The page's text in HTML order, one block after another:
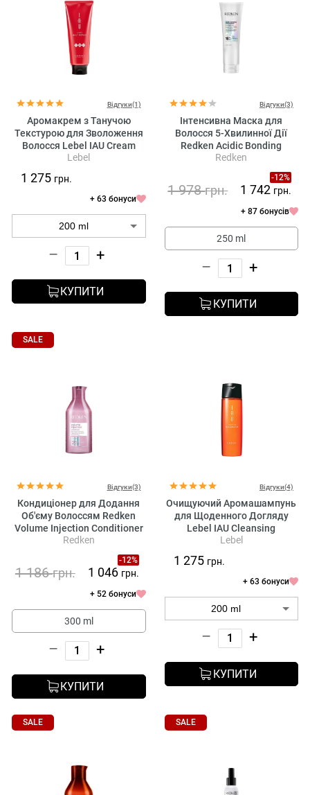
Відгуки(1)
Аромакрем з Танучою
Текстурою для Зволоження
Волосся Lebel IAU Cream
Melt Repair
Lebel
1 275 грн.
+ 63 бонуси
– +
КУПИТИ
Відгуки(3)
Інтенсивна Маска для
Волосся 5-Хвилинної Дії
Redken Acidic Bonding
Concentrate 5-Min Liquid
Redken
-12%
1 978грн. 1 742 грн.
+ 87 бонусів
250 ml
– +
КУПИТИ
SALE
Відгуки(3)
Кондиціонер для Додання
Об'єму Волоссям Redken
Volume Injection Conditioner
Redken
-12%
1 186грн. 1 046 грн.
+ 52 бонуси
300 ml
– +
КУПИТИ
Відгуки(4)
Очищуючий Аромашампунь
для Щоденного Догляду
Lebel IAU Cleansing
Clearment
Lebel
1 275 грн.
+ 63 бонуси
– +
КУПИТИ
SALE SALE